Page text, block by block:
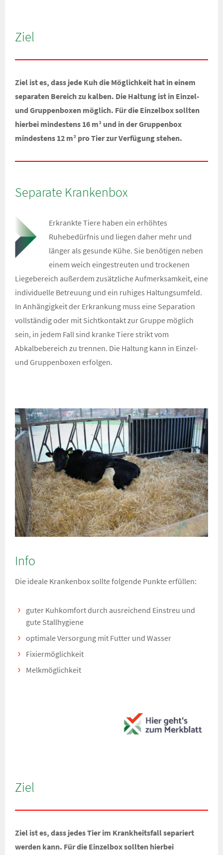
Ziel
Ziel ist es, dass jede Kuh die Möglichkeit hat in einem
separaten Bereich zu kalben. Die Haltung ist in Einzel-
und Gruppenboxen möglich. Für die Einzelbox sollten
hierbei mindestens 16 m² und in der Gruppenbox
mindestens 12 m² pro Tier zur Verfügung stehen.
Separate Krankenbox
Erkrankte Tiere haben ein erhöhtes
Ruhebedürfnis und liegen daher mehr und
länger als gesunde Kühe. Sie benötigen neben
einem weich eingestreuten und trockenen
Liegebereich außerdem zusätzliche Aufmerksamkeit, eine
individuelle Betreuung und ein ruhiges Haltungsumfeld.
In Anhängigkeit der Erkrankung muss eine Separation
vollständig oder mit Sichtkontakt zur Gruppe möglich
sein, in jedem Fall sind kranke Tiere strikt vom
Abkalbebereich zu trennen. Die Haltung kann in Einzel-
und Gruppenboxen erfolgen.
Info
Die ideale Krankenbox sollte folgende Punkte erfüllen:
guter Kuhkomfort durch ausreichend Einstreu und
gute Stallhygiene
optimale Versorgung mit Futter und Wasser
Fixiermöglichkeit
Melkmöglichkeit
Ziel
Ziel ist es, dass jedes Tier im Krankheitsfall separiert
werden kann. Für die Einzelbox sollten hierbei